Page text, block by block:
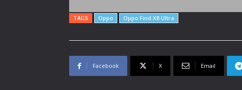
TAGS Oppo Oppo Find X8 Ultra
Facebook X Email